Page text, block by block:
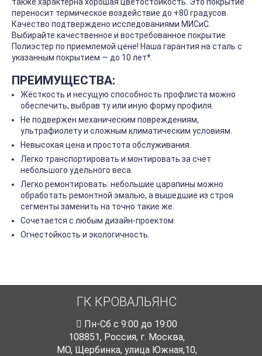
переносит термическое воздействие до +80 градусов.
Качество подтверждено исследованиями МИСиС.
Выбирайте качественное и востребованное покрытие
Полиэстер по приемлемой цене! Наша гарантия на сталь с
указанным покрытием — до 10 лет*.
ПРЕИМУЩЕСТВА:
Жёсткость и несущую способность профлиста можно
обеспечить, выбрав ту или иную форму профиля.
Не подвержен механическим повреждениям,
ультрафиолету и сложным климатическим условиям.
Невысокая цена и простота обслуживания.
Легко транспортировать и монтировать за счёт
небольшого удельного веса.
Легко ремонтировать: небольшие царапины можно
обработать ремонтной эмалью, а вышедшие из строя
сегменты заменить на точно такие же.
Сочетается с любым дизайн-проектом.
Огнестойкость и экологичность.
ГК КРОВАЛЬЯНС
Пн-Cб с 9:00 до 19:00
108851, Россия, г. Москва,
МО, Щербинка, улица Южная,10,